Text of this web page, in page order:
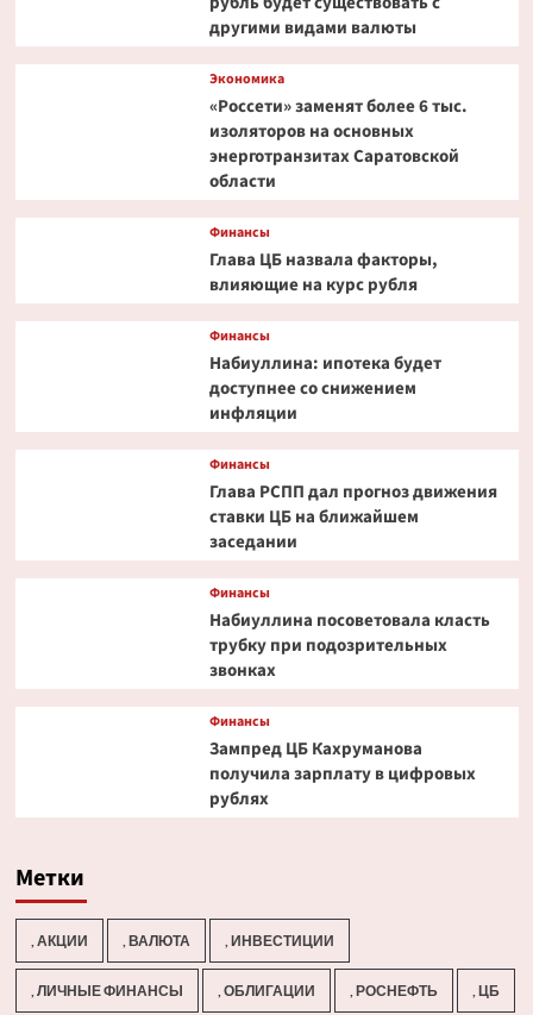
другими видами валюты
Экономика
«Россети» заменят более 6 тыс.
изоляторов на основных
энерготранзитах Саратовской
области
Финансы
Глава ЦБ назвала факторы,
влияющие на курс рубля
Финансы
Набиуллина: ипотека будет
доступнее со снижением
инфляции
Финансы
Глава РСПП дал прогноз движения
ставки ЦБ на ближайшем
заседании
Финансы
Набиуллина посоветовала класть
трубку при подозрительных
звонках
Финансы
Зампред ЦБ Кахруманова
получила зарплату в цифровых
рублях
Метки
, АКЦИИ , ВАЛЮТА , ИНВЕСТИЦИИ
, ЛИЧНЫЕ ФИНАНСЫ , ОБЛИГАЦИИ , РОСНЕФТЬ , ЦБ